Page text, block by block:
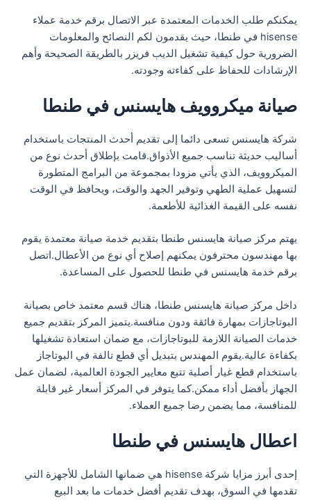
يمكنكم طلب الخدمات المعتمدة عبر الاتصال برقم خدمة عملاء
hisense في طنطا، حيث يقدمون لكم النصائح والمعلومات
الضرورية حول كيفية تشغيل الديب فريزر بالطريقة الصحيحة وأهم
الإرشادات للحفاظ على كفاءته وجودته.
صيانة ميكروويف هايسنس في طنطا
شركة هايسنس تسعى دائما إلى تقديم أحدث المنتجات باستخدام
أساليب حديثة تناسب جميع الأذواق.قامت بإطلاق أحدث نوع من
الميكروويف، الذي يأتي مزودا بمجموعة من البرامج المتطورة
لتسهيل عملية الطهي وتوفير الجهد والوقت، ويحافظ في الوقت
نفسه على القيمة الغذائية للأطعمة.
يهتم مركز صيانة هايسنس طنطا بتقديم خدمة صيانة معتمدة يقوم
بها مهندسون محترفون يمكنهم إصلاح أي نوع من الأعطال.اتصل
برقم خدمة هايسنس في طنطا للحصول على المساعدة.
داخل مركز صيانة هايسنس طنطا، هناك قسم معتمد خاص بصيانة
البوتاجازات بمهارة فائقة ودون منافسة.يتميز المركز بتقديم جميع
خدمات الصيانة اللازمة للبوتاجازات، مع ضمان استعادة تشغيلها
بكفاءة عالية.يقوم المهندس بتبديل أي قطع تالفة في البوتاجاز
باستخدام قطع غيار أصلية تتبع معايير الجودة العالمية، لضمان عمل
الجهاز بأفضل أداء ممكن.كما يتوفر في المركز أسعار غير قابلة
للمنافسة، مما يضمن رضا جميع العملاء.
اعطال هايسنس في طنطا
إحدى أبرز مزايا شركة hisense هي ضمانها الشامل للأجهزة التي
تقدمها في السوق، بهدف تقديم أفضل خدمات ما بعد البيع